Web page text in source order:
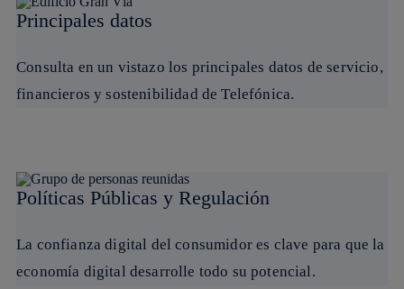
Principales datos
Consulta en un vistazo los principales datos de servicio,
financieros y sostenibilidad de Telefónica.
Políticas Públicas y Regulación
La confianza digital del consumidor es clave para que la
economía digital desarrolle todo su potencial.